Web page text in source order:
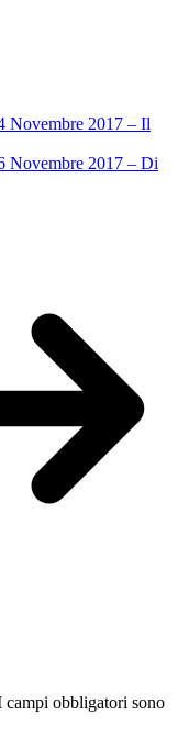
Novembre 2017 – Il
Novembre 2017 – Di
campi obbligatori sono